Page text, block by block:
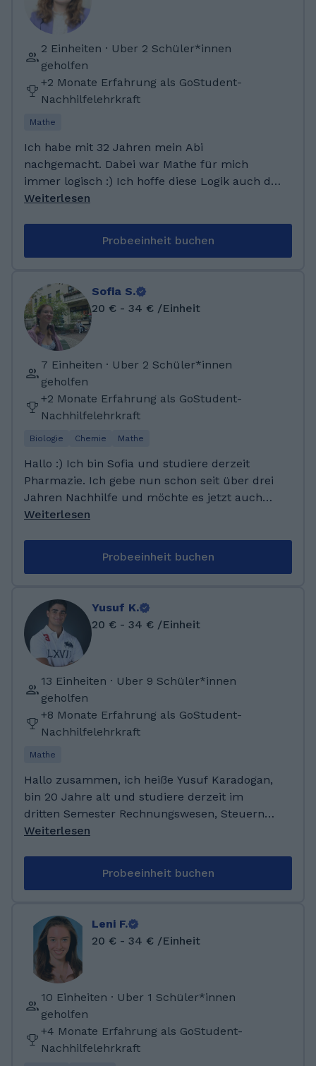
2 Einheiten · Uber 2 Schüler*innen
geholfen
+2 Monate Erfahrung als GoStudent-
Nachhilfelehrkraft
Mathe
Ich habe mit 32 Jahren mein Abi
nachgemacht. Dabei war Mathe für mich
immer logisch :) Ich hoffe diese Logik auch dir
weitergeben zu können. Insbesondere die
vorallem in Mathe der Oberstufe (Bayern,
neues G9). Dabei habe ich selbst 2 Jahre ein
Kolleg für Erwachsene besucht, um das
Abitur nachzuholen. Ich freue mich über
Schüler(innen), die um den einen Punkt
kämpfen, genauso wie über die, die sich
einfach in Mathe verbessern möchten. Für
eine optimale Ausnutzung deiner
Nachhilfestunde schicke mir das Thema oder
die Aufgaben, die du brauchst am Besten im
Weiterlesen
Probeeinheit buchen
Sofia S.
20 € - 34 € /Einheit
7 Einheiten · Uber 2 Schüler*innen
geholfen
+2 Monate Erfahrung als GoStudent-
Nachhilfelehrkraft
Biologie Chemie Mathe
Hallo :) Ich bin Sofia und studiere derzeit
Pharmazie. Ich gebe nun schon seit über drei
Jahren Nachhilfe und möchte es jetzt auch
online ausprobieren. Besonders gern
(Sport und Gitarre spielen) zeitlich frei
einteilen kann. Schreib mich gerne einfach an!
Ich habe mein Abitur an einem Gymnasium
mit MINT-Spezialisierung mit dem
Notendurchschnitt 1,0 absolviert. Während
meiner Abizeit habe ich bereits privat
Nachhilfe gegeben und ehrenamtlich im SOS-
Kinderdorf bei Nachhilfestunden ausgeholfen.
Mein Spezialgebiet sind alle
naturwissenschaftlichen Fächer.
Weiterlesen
Probeeinheit buchen
Yusuf K.
20 € - 34 € /Einheit
13 Einheiten · Uber 9 Schüler*innen
geholfen
+8 Monate Erfahrung als GoStudent-
Nachhilfelehrkraft
Mathe
Hallo zusammen, ich heiße Yusuf Karadogan,
bin 20 Jahre alt und studiere derzeit im
dritten Semester Rechnungswesen, Steuern
und Wirtschaftsrecht an der DHBW Stuttgart.
abgeschlossen. In meiner Freizeit gehe ich
regelmäßig ins Fitnessstudio und spiele gerne
mit Freunden Fußball. Ich habe 2024 mein
Abitur am Herzog-Christoph-Gymnasium in
Beilstein abgeschlossen. Derzeit studiere ich
an der DHBW Stuttgart im Studiengang
Rechnungswesen, Steuern und
Wirtschaftsrecht. Besonders gut liegen mir
naturwissenschaftliche Fächer sowie alle
Weiterlesen
Probeeinheit buchen
Leni F.
20 € - 34 € /Einheit
10 Einheiten · Uber 1 Schüler*innen
geholfen
+4 Monate Erfahrung als GoStudent-
Nachhilfelehrkraft